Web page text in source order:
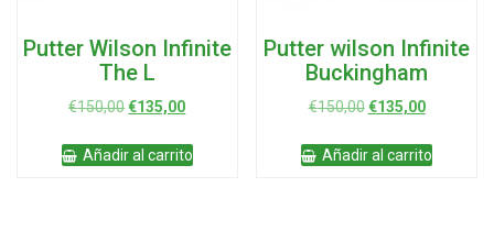
Putter Wilson Infinite
The L
€150,00El
original
era:
€135,00El
actual
es:
Añadir al carrito
Putter wilson Infinite
Buckingham
€150,00 El
original
era:
€135,00El
actual
es:
Añadir al carrito